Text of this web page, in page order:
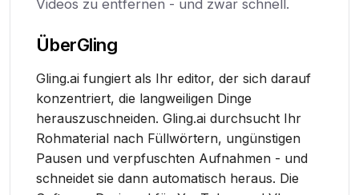
Videos zu entfernen - und zwar schnell.
ÜberGling
Gling.ai fungiert als Ihr editor, der sich darauf
konzentriert, die langweiligen Dinge
herauszuschneiden. Gling.ai durchsucht Ihr
Rohmaterial nach Füllwörtern, ungünstigen
Pausen und verpfuschten Aufnahmen - und
schneidet sie dann automatisch heraus. Die